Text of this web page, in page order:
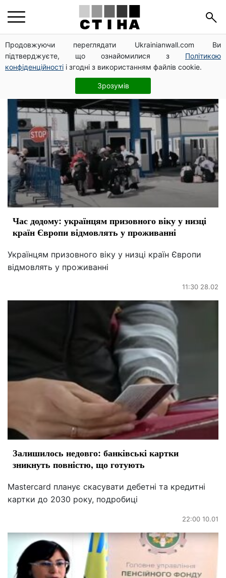
Продовжуючи переглядати Ukrainianwall.com Ви
підтверджуєте, що ознайомилися з Політикою
конфіденційності і згодні з використанням файлів cookie.
Зрозумів
отказ
Час додому: українцям призовного віку у низці
країн Європи відмовлять у проживанні
Українцям призовного віку у низці країн Європи
відмовлять у проживанні
11:30 28.02
Залишилось недовго: банківські картки
зникнуть повністю, що готують
Mastercard планує скасувати дебетні та кредитні
картки до 2030 року, подробиці
22:00 10.01